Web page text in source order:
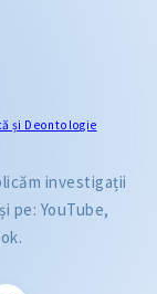
și Deontologie
investigații
pe: YouTube,